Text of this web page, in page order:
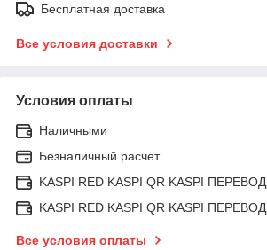
Бесплатная доставка
Все условия доставки
Условия оплаты
Наличными
Безналичный расчет
KASPI RED KASPI QR KASPI ПЕРЕВОД
KASPI RED KASPI QR KASPI ПЕРЕВОД
Все условия оплаты